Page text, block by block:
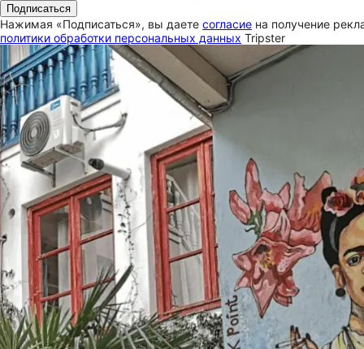
Подписаться
Нажимая «Подписаться», вы даете согласие на получение
политики обработки персональных данных Tripster